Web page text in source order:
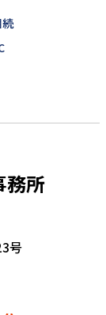
務所
号